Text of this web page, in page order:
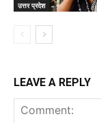
उत्तर प्रदेश
LEAVE A REPLY